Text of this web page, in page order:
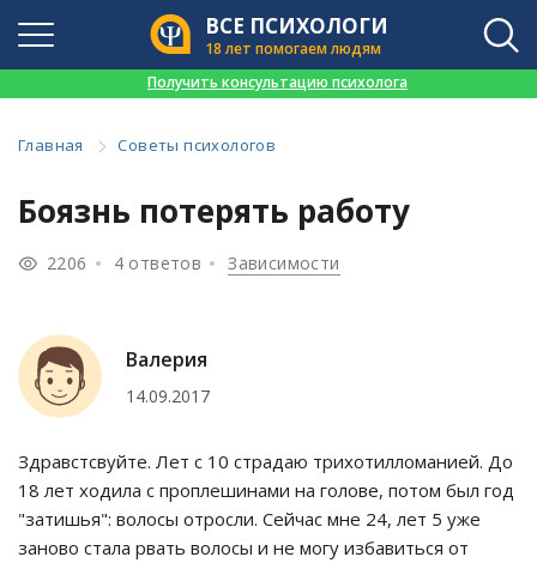
ВСЕ ПСИХОЛОГИ
18 лет помогаем людям
Получить консультацию психолога
Главная Советы психологов
Боязнь потерять работу
2206 4 ответов Зависимости
Валерия
14.09.2017
Здравстсвуйте. Лет с 10 страдаю трихотилломанией. До
18 лет ходила с проплешинами на голове, потом был год
"затишья": волосы отросли. Сейчас мне 24, лет 5 уже
заново стала рвать волосы и не могу избавиться от